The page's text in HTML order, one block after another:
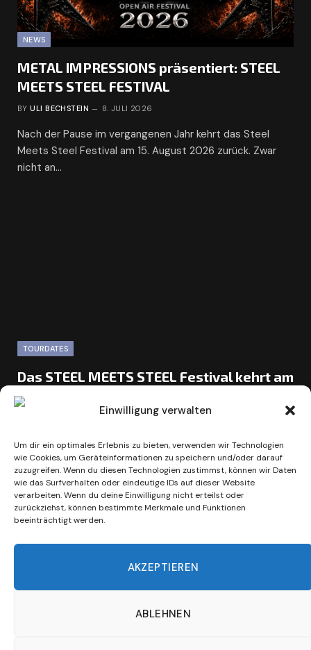
Einwilligung verwalten
Um dir ein optimales Erlebnis zu bieten, verwenden wir Technologien
wie Cookies, um Geräteinformationen zu speichern und/oder darauf
zuzugreifen. Wenn du diesen Technologien zustimmst, können wir Daten
wie das Surfverhalten oder eindeutige IDs auf dieser Website
verarbeiten. Wenn du deine Einwilligung nicht erteilst oder
zurückziehst, können bestimmte Merkmale und Funktionen
beeinträchtigt werden.
AKZEPTIEREN
ABLEHNEN
NEWS
METAL IMPRESSIONS präsentiert: STEEL
MEETS STEEL FESTIVAL
BY ULI BECHSTEIN 8. JULI 2026
Nach der Pause im vergangenen Jahr kehrt das Steel
Meets Steel Festival am 15. August 2026 zurück. Zwar
nicht an…
TOURDATES
Das STEEL MEETS STEEL Festival kehrt am
15. August 2026 zurück!
3. JUNI 2026
Nach der Pause im vergangenen Jahr kehrt das Steel
Meets Steel Festival am 15. August 2026 nach Waltrop
zurück. Das…